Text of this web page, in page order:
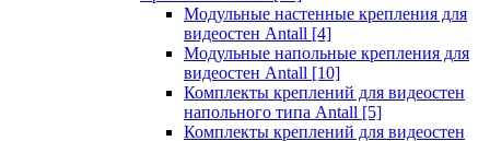
Модульные настенные крепления для
видеостен Antall [4]
Модульные напольные крепления для
видеостен Antall [10]
Комплекты креплений для видеостен
напольного типа Antall [5]
Комплекты креплений для видеостен